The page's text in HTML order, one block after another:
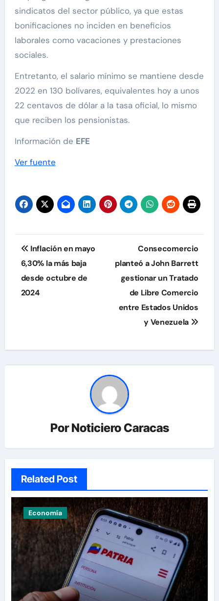
sindicatos del sector público, ya que estas
bonificaciones no inciden en beneficios
laborales como vacaciones y prestaciones
sociales.
Entretanto, el salario mínimo se mantiene desde
2022 en 130 bolívares, equivalentes hoy a unos
22 centavos de dólar a la tasa oficial, lo mismo
que reciben los pensionistas.
Información de EFE
Ver fuente
Navegación
de
entradas
Inflación en mayo
6,30% la más baja
desde octubre de
2024
Consecomercio
planteó a John Barrett
gestionar un Tratado
de Libre Comercio
entre Estados Unidos
y Venezuela
PorNoticiero Caracas
Related Post
Economía